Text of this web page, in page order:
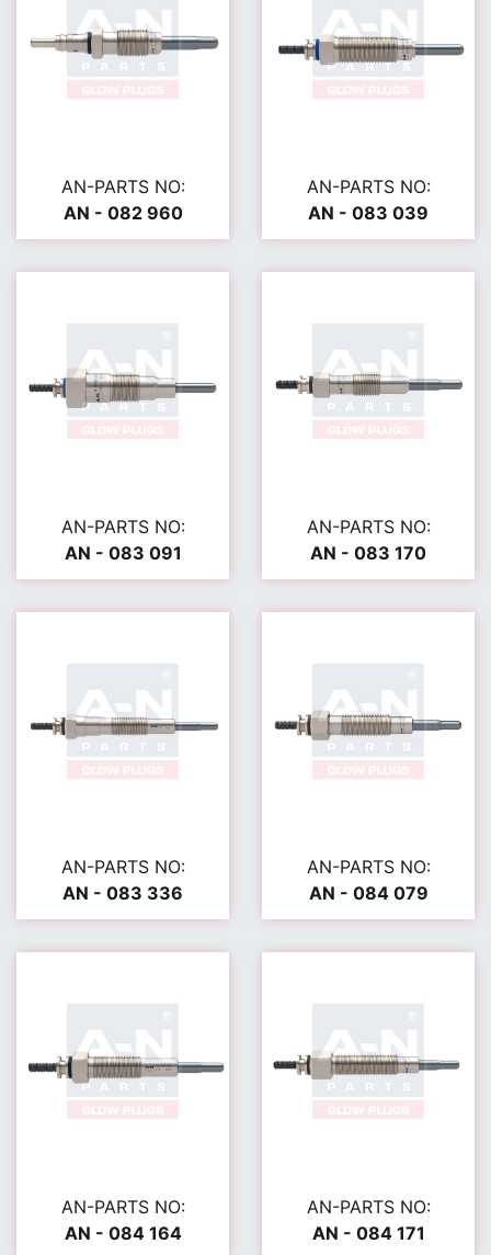
AN-PARTS NO:
AN - 082 960
AN-PARTS NO:
AN - 083 039
AN-PARTS NO:
AN - 083 091
AN-PARTS NO:
AN - 083 170
AN-PARTS NO:
AN - 083 336
AN-PARTS NO:
AN - 084 079
AN-PARTS NO:
AN - 084 164
AN-PARTS NO:
AN - 084 171